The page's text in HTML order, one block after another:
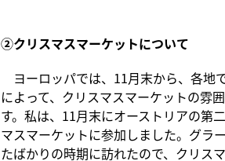
②クリスマスマーケットについて
ヨーロッパでは、11月末から、各地
によって、クリスマスマーケットの雰
す。私は、11月末にオーストリアの第
マスマーケットに参加しました。グラ
たばかりの時期に訪れたので、クリス